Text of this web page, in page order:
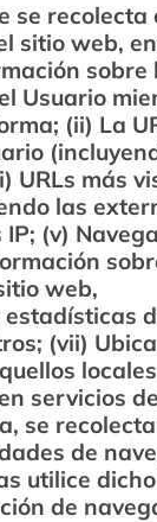
se recolecta
sitio web,
Usuario
(ii) La
URLs más
las
IP; (v)
web,
(vii)
servicios
se
de
utilice
de